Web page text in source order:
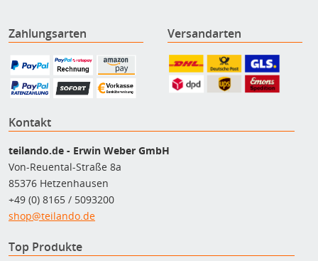
Zahlungsarten Versandarten
Kontakt
teilando.de - Erwin Weber GmbH
Von-Reuental-Straße 8a
85376 Hetzenhausen
+49 (0) 8165 / 5093200
shop@teilando.de
Top Produkte